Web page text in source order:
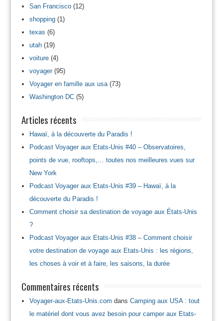
San Francisco(12)
shopping(1)
texas (6)
utah(19)
voiture(4)
voyager(95)
Voyager en famille aux usa(73)
Washington DC(5)
Articles récents
Hawaï, à la découverte du Paradis !
Podcast Voyager aux Etats-Unis #40 – Observatoires,
points de vue, rooftops,… toutes nos meilleures vues sur
New York
Podcast Voyager aux Etats-Unis #39 – Hawaï, à la
découverte du Paradis !
Comment choisir sa destination de voyage aux États-Unis
?
Podcast Voyager aux Etats-Unis #38 – Comment choisir
votre destination de voyage aux Etats-Unis : les régions,
les choses à voir et à faire, les saisons, la durée
Commentaires récents
Voyager-aux-Etats-Unis.com dans Camping aux USA : tout
le matériel dont vous avez besoin pour camper aux Etats-